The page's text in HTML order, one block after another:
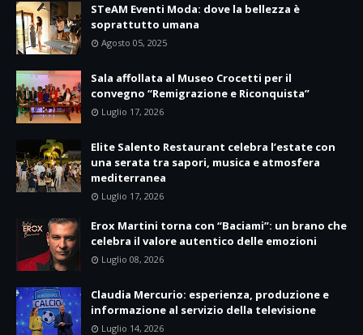
STeAM Eventi Moda: dove la bellezza è
soprattutto umana
Agosto 05, 2025
Sala affollata al Museo Crocetti per il
convegno “Remigrazione e Riconquista”
Luglio 17, 2026
Elite Salento Restaurant celebra l’estate con
una serata tra sapori, musica e atmosfera
mediterranea
Luglio 17, 2026
Erox Martini torna con “Baciami”: un brano che
celebra il valore autentico delle emozioni
Luglio 08, 2026
Claudia Mercurio: esperienza, produzione e
informazione al servizio della televisione
Luglio 14, 2026